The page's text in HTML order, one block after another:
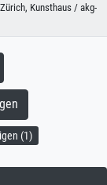
Kunsthaus / akg-
(1)